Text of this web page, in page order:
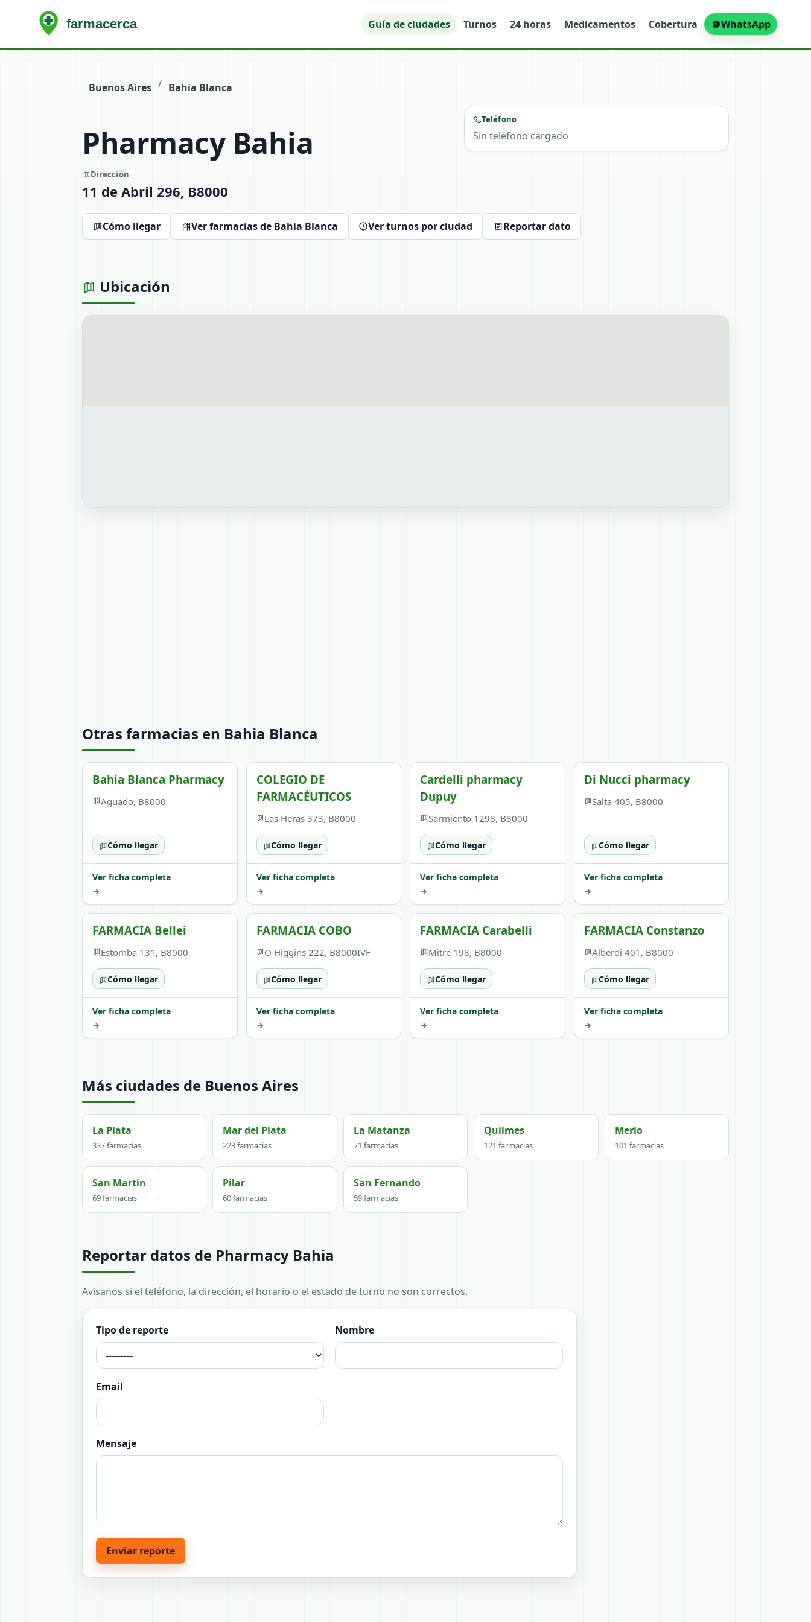
Guía de ciudades Turnos 24 horas Medicamentos Cobertura WhatsApp
Buenos Aires / Bahia Blanca
Pharmacy Bahia
Dirección
11 de Abril 296, B8000
Teléfono
Sin teléfono cargado
Cómo llegar Ver farmacias de Bahia Blanca Ver turnos por ciudad Reportar dato
Ubicación
Otras farmacias en Bahia Blanca
Bahia Blanca Pharmacy
Aguado, B8000
Cómo llegar
Ver ficha completa
→
COLEGIO DE
FARMACÉUTICOS
Las Heras 373, B8000
Cómo llegar
Ver ficha completa
→
Cardelli pharmacy
Dupuy
Sarmiento 1298, B8000
Cómo llegar
Ver ficha completa
→
Di Nucci pharmacy
Salta 405, B8000
Cómo llegar
Ver ficha completa
→
FARMACIA Bellei
Estomba 131, B8000
Cómo llegar
Ver ficha completa
→
FARMACIA COBO
O Higgins 222, B8000IVF
Cómo llegar
Ver ficha completa
→
FARMACIA Carabelli
Mitre 198, B8000
Cómo llegar
Ver ficha completa
→
FARMACIA Constanzo
Alberdi 401, B8000
Cómo llegar
Ver ficha completa
→
Más ciudades de Buenos Aires
La Plata
337 farmacias
Mar del Plata
223 farmacias
La Matanza
71 farmacias
Quilmes
121 farmacias
Merlo
101 farmacias
San Martin
69 farmacias
Pilar
60 farmacias
San Fernando
59 farmacias
Reportar datos de Pharmacy Bahia
Avisanos si el teléfono, la dirección, el horario o el estado de turno no son correctos.
Tipo de reporte Nombre
Email
Mensaje
Enviar reporte